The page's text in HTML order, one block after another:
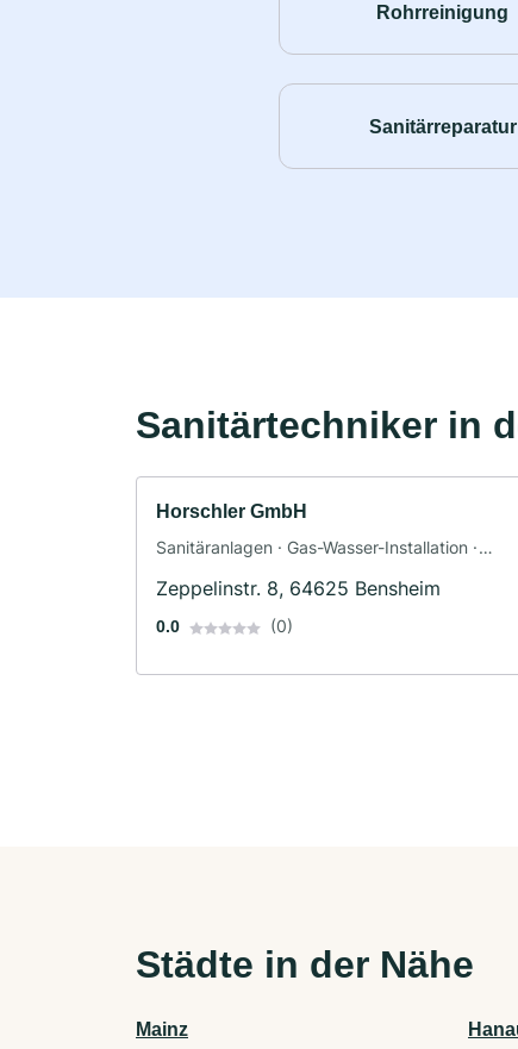
Rohrreinigung
Sanitärreparatur
Sanitärtechniker in
Horschler GmbH
Sanitäranlagen · Gas-Wasser-Installation ·
Heizungsbau
Zeppelinstr. 8, 64625 Bensheim
0.0 (0)
Städte in der Nähe
Mainz